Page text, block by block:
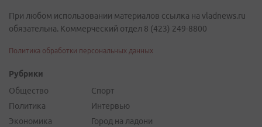
При любом использовании материалов ссылка на vladnews.ru
обязательна. Коммерческий отдел 8 (423) 249-8800
Политика обработки персональных данных
Рубрики
Общество
Политика
Экономика
Спорт
Интервью
Город на ладони